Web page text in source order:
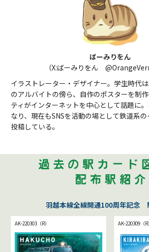
ばーみりをん
（X:ばーみりをん
イラストレーター・デザイナー。学生時代
のアルバイトの傍ら、自作のポスターを制
ティがインターネットを中心として話題に
なり、現在もSNSを活動の場として鉄道系
投稿している。
羽越本線全線開通100周年記念
AK-220303（R） AK-220309（R